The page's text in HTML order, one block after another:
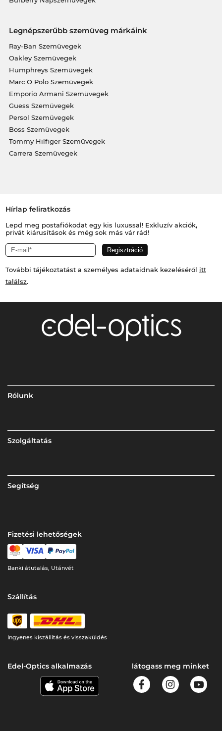
Legnépszerűbb szemüveg márkáink
Ray-Ban Szemüvegek
Oakley Szemüvegek
Humphreys Szemüvegek
Marc O Polo Szemüvegek
Emporio Armani Szemüvegek
Guess Szemüvegek
Persol Szemüvegek
Boss Szemüvegek
Tommy Hilfiger Szemüvegek
Carrera Szemüvegek
Hírlap feliratkozás
Lepd meg postafiókodat egy kis luxussal! Exkluzív akciók,
privát kiárusítások és még sok más vár rád!
További tájékoztatást a személyes adataidnak kezeléséről itt
találsz.
Rólunk
Szolgáltatás
Segítség
Fizetési lehetőségek
Banki átutalás, Utánvét
Szállítás
Ingyenes kiszállítás és visszaküldés
Edel-Optics alkalmazás látogass meg minket